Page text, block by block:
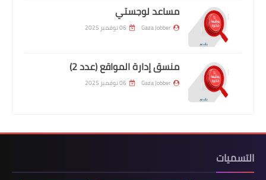
مساعد لوجستي
Gaza Jobber 06 نوفمبر 2025
منسق إدارة المواقع (عدد 2)
Gaza Jobber 06 نوفمبر 2025
التسميات